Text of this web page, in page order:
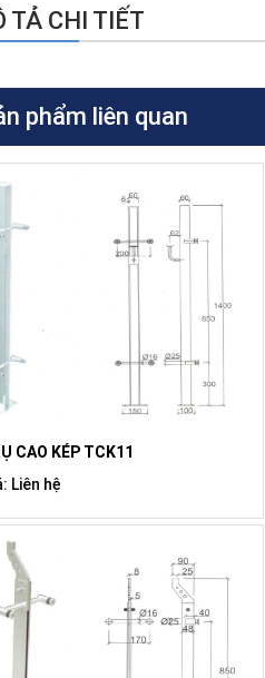
TẢ CHI TIẾT
phẩm liên quan
CAO KÉP TCK11
Liên hệ